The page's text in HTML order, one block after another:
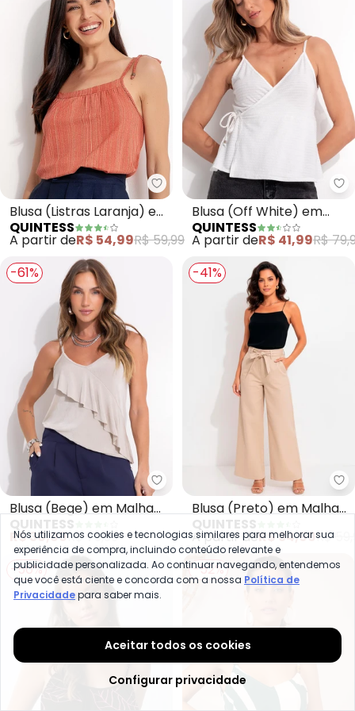
Quintess - Blusa (Listras
Blusa (Listras Laranja) em
Malha de Viscose
QUINTESS
A partir deR$ 54,99R$ 59,99
Blusa (Off White) em
Malha Texturizada
QUINTESS
A partir deR$ 41,99R$
-61%
Quintess - Blusa (Bege) em
Blusa (Bege) em Malha
Texturizada
QUINTESS
R$ 30,99R$ 79,99
-41%
Blusa (Preto) em Malha
Crepe
QUINTESS
A partir deR$ 34,99R$
-50%
-52%
Nós utilizamos cookies e tecnologias similares para melhorar sua
experiência de compra, incluindo conteúdo relevante e
publicidade personalizada. Ao continuar navegando, entendemos
que você está ciente e concorda com a nossa Política de
Privacidadepara saber mais.
Aceitar todos os cookies
Configurar privacidade